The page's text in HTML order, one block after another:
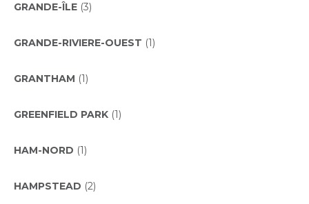
GRANDE-ÎLE (3)
GRANDE-RIVIERE-OUEST (1)
GRANTHAM (1)
GREENFIELD PARK (1)
HAM-NORD (1)
HAMPSTEAD (2)